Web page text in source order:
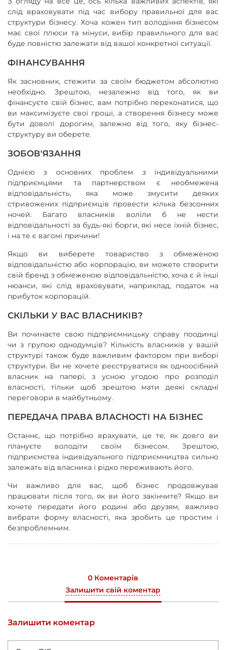
слід враховувати під час вибору правильної для вас
структури бізнесу. Хоча кожен тип володіння бізнесом
має свої плюси та мінуси, вибір правильного для вас
буде повністю залежати від вашої конкретної ситуації.
ФІНАНСУВАННЯ
Як засновник, стежити за своїм бюджетом абсолютно
необхідно. Зрештою, незалежно від того, як ви
фінансуєте свій бізнес, вам потрібно переконатися, що
ви максимізуєте свої гроші, а створення бізнесу може
бути доволі дорогим, залежно від того, яку бізнес-
структуру ви оберете.
ЗОБОВ'ЯЗАННЯ
Однією з основних проблем з індивідуальними
підприємцями та партнерством є необмежена
відповідальність, яка може змусити деяких
стривожених підприємців провести кілька безсонних
ночей. Багато власників воліли б не нести
відповідальності за будь-які борги, які несе їхній бізнес,
і на те є вагомі причини!
Якщо ви виберете товариство з обмеженою
відповідальністю або корпорацію, ви можете створити
свій бренд з обмеженою відповідальністю, хоча є й інші
нюанси, які слід враховувати, наприклад, податок на
прибуток корпорацій.
СКІЛЬКИ У ВАС ВЛАСНИКІВ?
Ви починаєте свою підприємницьку справу поодинці
чи з групою однодумців? Кількість власників у вашій
структурі також буде важливим фактором при виборі
структури. Ви не хочете реєструватися як одноосібний
власник на папері, з усною угодою про розподіл
власності, тільки щоб зрештою мати деякі складні
переговори в майбутньому.
ПЕРЕДАЧА ПРАВА ВЛАСНОСТІ НА БІЗНЕС
Останнє, що потрібно врахувати, це те, як довго ви
плануєте володіти своїм бізнесом. Зрештою,
підприємства індивідуального підприємництва сильно
залежать від власника і рідко переживають його.
Чи важливо для вас, щоб бізнес продовжував
працювати після того, як ви його закінчите? Якщо ви
хочете передати його родині або друзям, важливо
вибрати форму власності, яка зробить це простим і
безпроблемним.
0 Коментарів
Залишити свій коментар
Залишити коментар